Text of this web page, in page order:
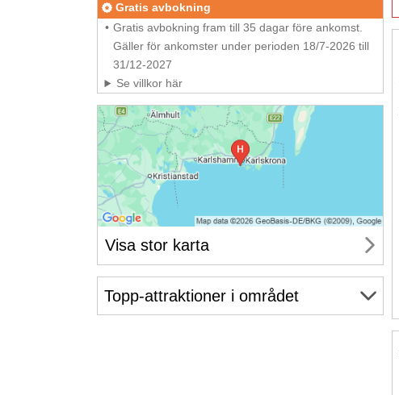
Gratis avbokning
Gratis avbokning fram till 35 dagar före ankomst.
Gäller för ankomster under perioden 18/7-2026 till
31/12-2027
Se villkor här
Visa stor karta
Topp-attraktioner i området